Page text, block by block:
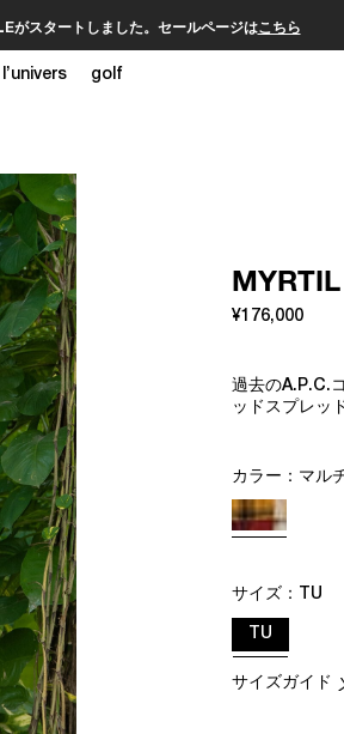
がスタートしました。セールページはこちら
l’univers golf
MYRTIL
¥176,000
過去のA.P.C.
ッドスプレッ
カラー： マル
サイズ： TU
TU
サイズガイド